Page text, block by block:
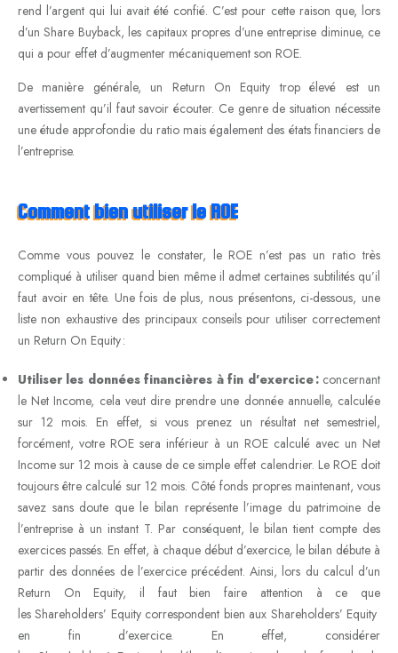
rend l’argent qui lui avait été confié. C’est pour cette raison que, lors
d’un Share Buyback, les capitaux propres d’une entreprise diminue, ce
qui a pour effet d’augmenter mécaniquement son ROE.
De manière générale, un Return On Equity trop élevé est un
avertissement qu’il faut savoir écouter. Ce genre de situation nécessite
une étude approfondie du ratio mais également des états financiers de
l’entreprise.
Comment bien utiliser le ROE
Comme vous pouvez le constater, le ROE n’est pas un ratio très
compliqué à utiliser quand bien même il admet certaines subtilités qu’il
faut avoir en tête. Une fois de plus, nous présentons, ci-dessous, une
liste non exhaustive des principaux conseils pour utiliser correctement
un Return On Equity :
Utiliser les données financières à fin d’exercice :concernant
le Net Income, cela veut dire prendre une donnée annuelle, calculée
sur 12 mois. En effet, si vous prenez un résultat net semestriel,
forcément, votre ROE sera inférieur à un ROE calculé avec un Net
Income sur 12 mois à cause de ce simple effet calendrier. Le ROE doit
toujours être calculé sur 12 mois. Côté fonds propres maintenant, vous
savez sans doute que le bilan représente l’image du patrimoine de
l’entreprise à un instant T. Par conséquent, le bilan tient compte des
exercices passés. En effet, à chaque début d’exercice, le bilan débute à
partir des données de l’exercice précédent. Ainsi, lors du calcul d’un
Return On Equity, il faut bien faire attention à ce que
les Shareholders’ Equity correspondent bien aux Shareholders’ Equity
en fin d’exercice. En effet, considérer